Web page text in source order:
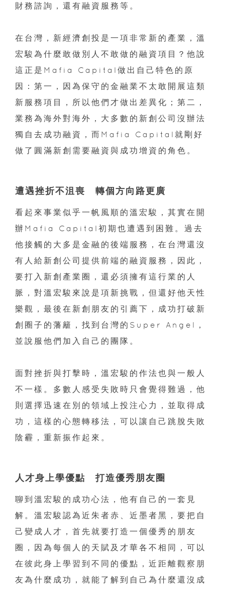
財務諮詢，還有融資服務等。
在台灣，新經濟創投是一項非常新的產業，溫
宏駿為什麼敢做別人不敢做的融資項目？他說
這正是Mafia Capital做出自己特色的原
因：第一，因為保守的金融業不太敢開展這類
新服務項目，所以他們才做出差異化；第二，
業務為海外對海外，大多數的新創公司沒辦法
獨自去成功融資，而Mafia Capital就剛好
做了圓滿新創需要融資與成功增資的角色。
遭遇挫折不沮喪 轉個方向路更廣
看起來事業似乎一帆風順的溫宏駿，其實在開
辦Mafia Capital初期也遭遇到困難。過去
他接觸的大多是金融的後端服務，在台灣還沒
有人給新創公司提供前端的融資服務，因此，
要打入新創產業圈，還必須擁有這行業的人
脈，對溫宏駿來說是項新挑戰，但還好他天性
樂觀，最後在新創朋友的引薦下，成功打破新
創圈子的藩籬，找到台灣的Super Angel，
並說服他們加入自己的團隊。
面對挫折與打擊時，溫宏駿的作法也與一般人
不一樣。多數人感受失敗時只會覺得難過，他
則選擇迅速在別的領域上投注心力，並取得成
功，這樣的心態轉移法，可以讓自己跳脫失敗
陰霾，重新振作起來。
人才身上學優點 打造優秀朋友圈
聊到溫宏駿的成功心法，他有自己的一套見
解。溫宏駿認為近朱者赤、近墨者黑，要把自
己變成人才，首先就要打造一個優秀的朋友
圈，因為每個人的天賦及才華各不相同，可以
在彼此身上學習到不同的優點，近距離觀察朋
友為什麼成功，就能了解到自己為什麼還沒成